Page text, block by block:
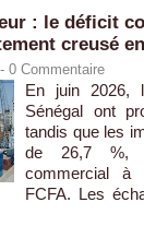
: le déficit
creusé
0 Commentaire
En juin 2026,
Sénégal ont
tandis que les
de 26,7 %,
commercial à
FCFA. Les